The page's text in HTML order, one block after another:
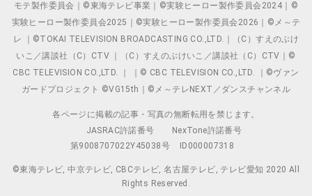
モテ製作委員会｜©東海テレビ事業｜©実験ヒーロー製作委員会2024｜©
実験ヒーロー製作委員会2025｜©実験ヒーロー製作委員会2026｜©メ～テ
レ ｜©TOKAI TELEVISION BROADCASTING CO.,LTD.｜（C）すえのぶけ
いこ／講談社（C）CTV ｜（C）すえのぶけいこ／講談社（C）CTV｜©
CBC TELEVISION CO.,LTD. ｜ ｜© CBC TELEVISION CO.,LTD. ｜©ヴァン
ガードプロジェクト ©VG15th｜©メ～テレNEXT／ダンスチャンネル
各ページに掲載の記事・写真の無断転用を禁じます。
JASRAC許諾番号
NexTone許諾番号
第9008707022Y45038号
ID000007318
©東海テレビ, 中京テレビ, CBCテレビ, 名古屋テレビ, テレビ愛知 2020 All
Rights Reserved.